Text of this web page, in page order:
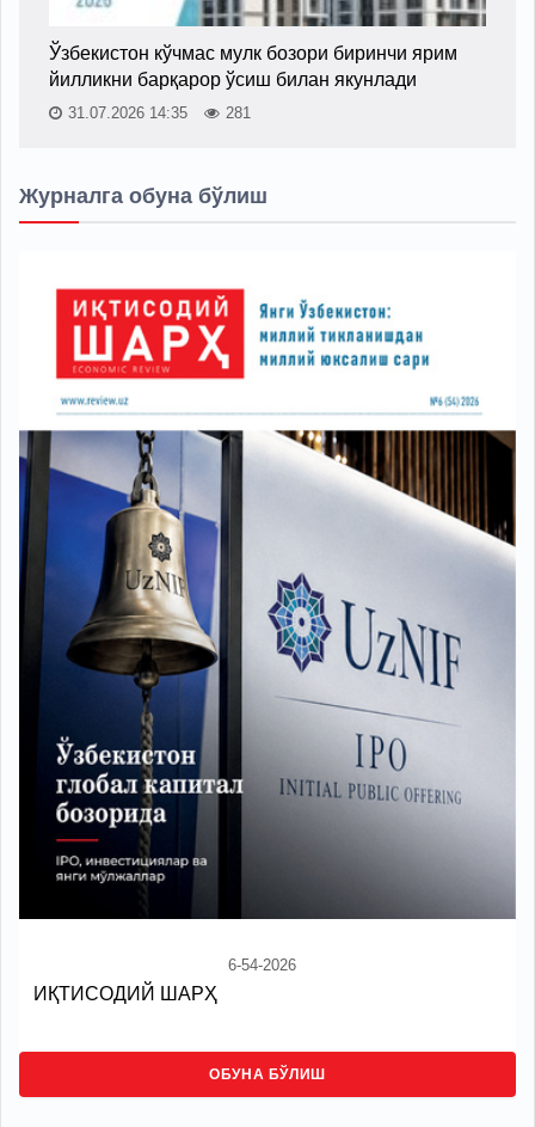
Ўзбекистон кўчмас мулк бозори биринчи ярим
йилликни барқарор ўсиш билан якунлади
31.07.2026 14:35 281
Журналга обуна бўлиш
6-54-2026
ИҚТИСОДИЙ ШАРҲ
ОБУНА БЎЛИШ